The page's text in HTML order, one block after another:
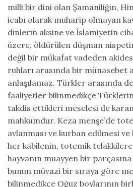
milli bir dini olan Şamaniliğin,
icabı olarak muharip olmayan
dinlerin aksine ve İslamiyetin
üzere, öldürülen düşman
değil bir mükafat vadeden
ruhları arasında bir münasebet
anlaşılamaz. Türkler arasında
faaliyetler bilinmedikçe
takdis ettikleri meselesi de
mahkumdur. Keza menşe’de
avlanması ve kurban edilmesi
her kabilenin, totemik
hayvanın muayyen bir
bunun müvazi bir sıraya göre
bilinmedikçe Oğuz boylarının